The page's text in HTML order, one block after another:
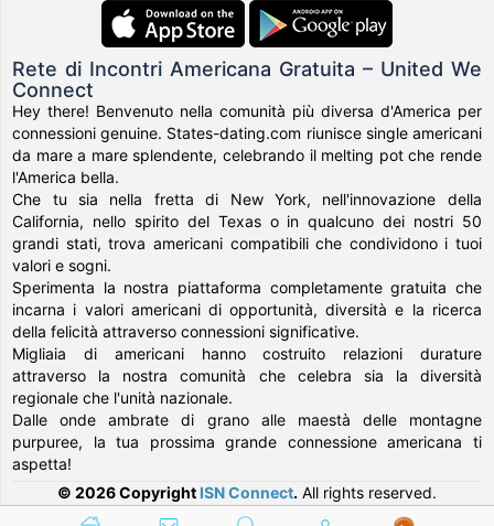
Rete di Incontri Americana Gratuita – United We
Connect
Hey there! Benvenuto nella comunità più diversa d'America per
connessioni genuine. States-dating.com riunisce single americani
da mare a mare splendente, celebrando il melting pot che rende
l'America bella.
Che tu sia nella fretta di New York, nell'innovazione della
California, nello spirito del Texas o in qualcuno dei nostri 50
grandi stati, trova americani compatibili che condividono i tuoi
valori e sogni.
Sperimenta la nostra piattaforma completamente gratuita che
incarna i valori americani di opportunità, diversità e la ricerca
della felicità attraverso connessioni significative.
Migliaia di americani hanno costruito relazioni durature
attraverso la nostra comunità che celebra sia la diversità
regionale che l'unità nazionale.
Dalle onde ambrate di grano alle maestà delle montagne
purpuree, la tua prossima grande connessione americana ti
aspetta!
© 2026 Copyright ISN Connect. All rights reserved.